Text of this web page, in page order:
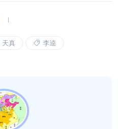
天真 李逵